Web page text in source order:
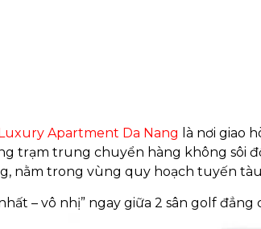
Apartment Da Nang là nơi giao
trạm trung chuyển hàng không sôi
nằm trong vùng quy hoạch tuyến
– vô nhị” ngay giữa 2 sân golf